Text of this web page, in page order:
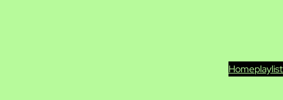
Home